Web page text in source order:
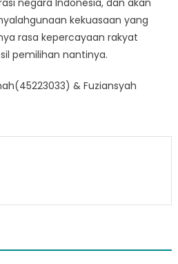
negara Indonesia, dan akan
kekuasaan yang
rasa kepercayaan rakyat
pemilihan nantinya.
& Fuziansyah